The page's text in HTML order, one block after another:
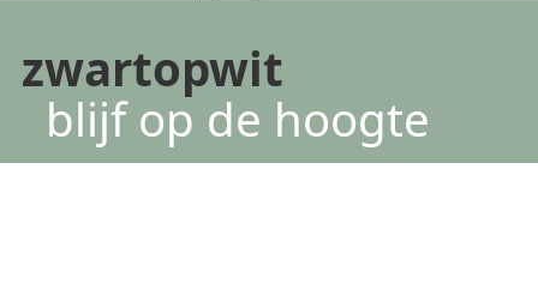
zwartopwit
blijf op de hoogte